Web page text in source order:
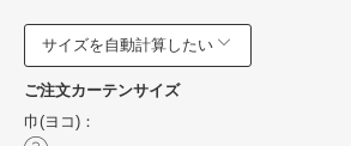
サイズを自動計算したい
ご注文カーテンサイズ
巾(ヨコ)：